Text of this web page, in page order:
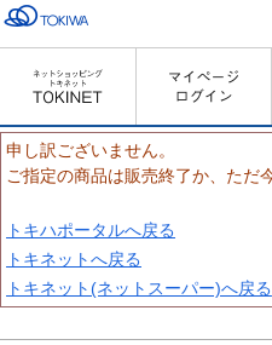
申し訳ございません。
ご指定の商品は販売終了か、ただ
トキハポータルへ戻る
トキネットへ戻る
トキネット(ネットスーパー)へ戻る